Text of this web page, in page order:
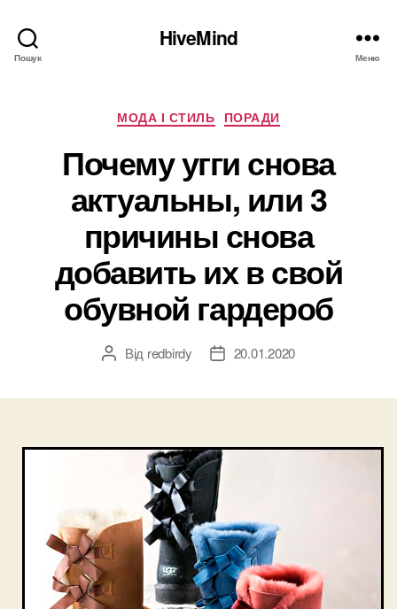
Пошук
HiveMind
Меню
Категорії
МОДА І СТИЛЬ ПОРАДИ
Почему угги снова
актуальны, или 3
причины снова
добавить их в свой
обувной гардероб
Автор
Від redbirdy
Дата20.01.2020